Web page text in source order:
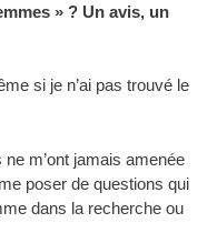
» ? Un avis, un
si je n’ai pas trouvé le
m’ont jamais amenée
poser de questions qui
dans la recherche ou